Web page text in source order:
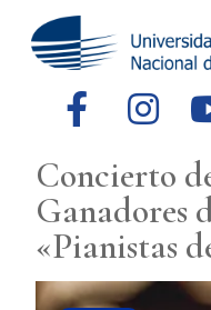
Concierto
Ganadores
«Pianistas